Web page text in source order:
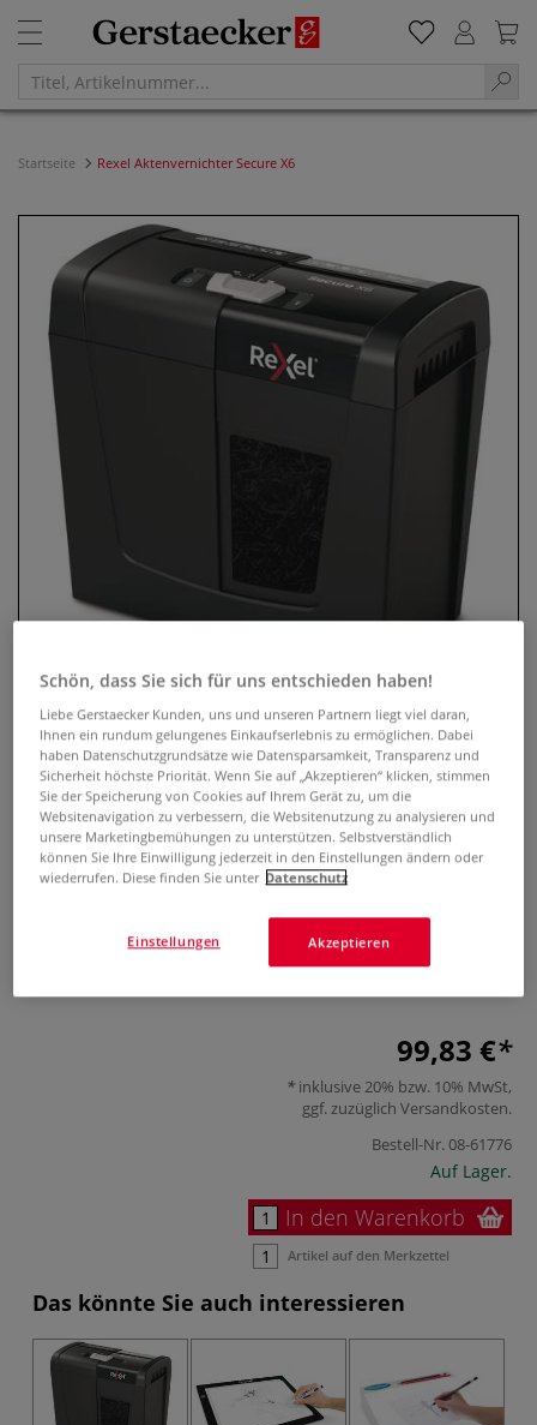
Startseite Rexel Aktenvernichter Secure X6
Rexel Aktenvernichter Secure X6
0 Bewertungen
Seiten gleichzeitig. Kompakte Größe, perfekt für
Hausgebrauch und Homeoffice. Mit 10-Liter-Abfallbehälter.
99,83 €
inklusive 20% bzw. 10% MwSt,
ggf. zuzüglich Versandkosten.
Bestell-Nr.08-61776
Auf Lager.
In den Warenkorb
Artikel auf den Merkzettel
Das könnte Sie auch interessieren
Schön, dass Sie sich für uns entschieden haben!
Liebe Gerstaecker Kunden, uns und unseren Partnern liegt viel daran,
Ihnen ein rundum gelungenes Einkaufserlebnis zu ermöglichen. Dabei
haben Datenschutzgrundsätze wie Datensparsamkeit, Transparenz und
Sicherheit höchste Priorität. Wenn Sie auf „Akzeptieren“ klicken, stimmen
Sie der Speicherung von Cookies auf Ihrem Gerät zu, um die
Websitenavigation zu verbessern, die Websitenutzung zu analysieren und
unsere Marketingbemühungen zu unterstützen. Selbstverständlich
können Sie Ihre Einwilligung jederzeit in den Einstellungen ändern oder
wiederrufen. Diese finden Sie unter Datenschutz
Akzeptieren
Einstellungen